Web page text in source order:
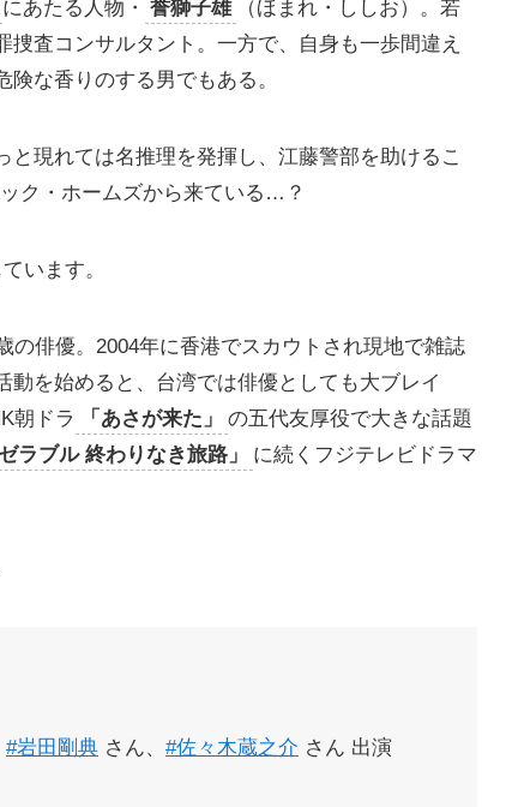
にあたる人物・ 誉獅子雄
（ほまれ・ししお）。若
査コンサルタント。一方で、自身も一歩間違え
な香りのする男でもある。
現れては名推理を発揮し、江藤警部を助けるこ
ク・ホームズから来ている…？
います。
俳優。2004年に香港でスカウトされ現地で雑誌
を始めると、台湾では俳優としても大ブレイ
朝ドラ
「あさが来た」
の五代友厚役で大きな話題
ラブル 終わりなき旅路」
に続くフジテレビドラマ
#岩田剛典 さん、 #佐々木蔵之介 さん 出演